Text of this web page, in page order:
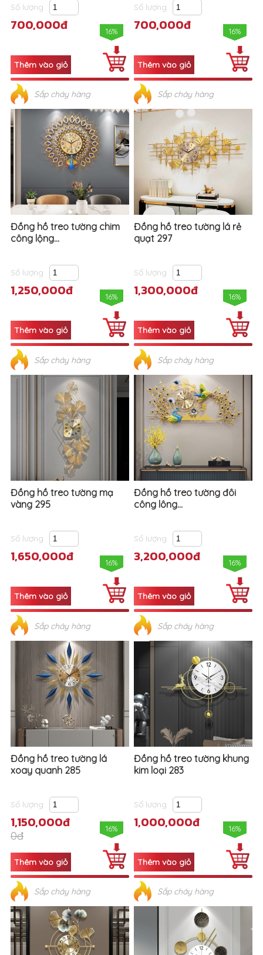
Số lượng
700,000đ 16%
Sắp cháy hàng
Số lượng
700,000đ 16%
Sắp cháy hàng
Đồng hồ treo tường chim
công lộng...
Số lượng
1,250,000đ 16%
Sắp cháy hàng
Đồng hồ treo tường lá rẻ
quạt 297
Số lượng
1,300,000đ 16%
Sắp cháy hàng
Đồng hồ treo tường mạ
vàng 295
Số lượng
1,650,000đ 16%
Sắp cháy hàng
Đồng hồ treo tường đôi
công lông...
Số lượng
3,200,000đ 16%
Sắp cháy hàng
Đồng hồ treo tường lá
xoay quanh 285
Số lượng
1,150,000đ
0đ
16%
Sắp cháy hàng
Đồng hồ treo tường khung
kim loại 283
Số lượng
1,000,000đ 16%
Sắp cháy hàng